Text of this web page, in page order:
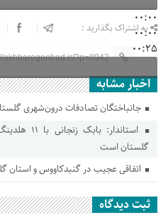
00:00
00:00
00:25
به اشتراک بگذارید :
akhbaregonbad.ir/?p=8942
اخبار مشابه
جانباختگان تصادفات درون‌شهری گلستان ۱۷ درصد کاهش
استاندار:
گلستان است
اتفاقی عجیب در‌ گنبدکاووس و استان
ثبت دیدگاه